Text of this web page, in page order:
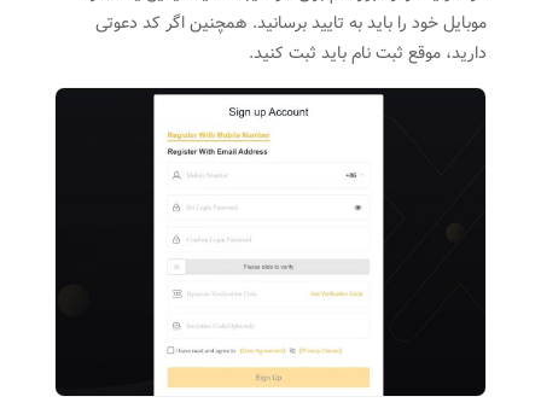
موبایل خود را باید به تایید برسانید. همچنین اگر کد دعوتی
دارید، موقع ثبت نام باید ثبت کنید.